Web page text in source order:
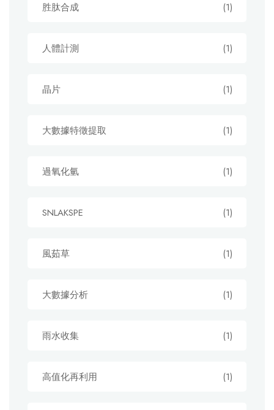
胜肽合成 (1)
人體計測 (1)
晶片 (1)
大數據特徵提取 (1)
過氧化氫 (1)
SNLAKSPE (1)
風茹草 (1)
大數據分析 (1)
雨水收集 (1)
高值化再利用 (1)